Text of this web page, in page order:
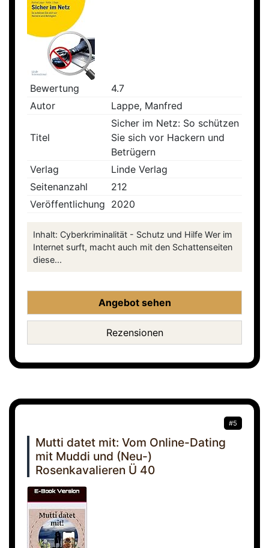
Bewertung
4.7
Autor
Lappe, Manfred
Titel
Sicher im Netz: So schützen
Sie sich vor Hackern und
Betrügern
Verlag
Linde Verlag
Seitenanzahl
212
Veröffentlichung 2020
Inhalt: Cyberkriminalität - Schutz und Hilfe Wer im
Internet surft, macht auch mit den Schattenseiten
diese...
Angebot sehen
Rezensionen
#5
Mutti datet mit: Vom Online-Dating
mit Muddi und (Neu-)
Rosenkavalieren Ü 40